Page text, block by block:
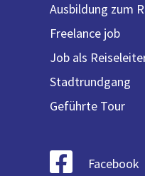
Ausbildung zum
Freelance job
Job als
Stadtrundgang
Geführte Tour
Facebook